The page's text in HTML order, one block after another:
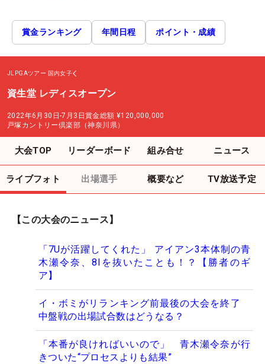
賞金ランキング 年間日程 ポイント・成績
JLPGAツアー 国内女子
資生堂 レディスオープン
2022年6月30日-7月3日賞金総額 ¥120,000,000
戸塚カントリー倶楽部（神奈川県）
大会TOP リーダーボード 組み合せ ニュース
ライブフォト 出場選手 概要など TV放送予定
【この大会のニュース】
「7Uが活躍してくれた」 アイアン3本体制の青
木瀬令奈、8Iを抜いたことも！？【勝者のギ
ア】
イ・ボミがリランキング前最後の大会を終了
中盤戦の出場試合数はどうなる？
「本番が良ければいいので」 青木瀬令奈が行
きついた“プロセスよりも結果”